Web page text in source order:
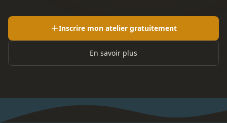
Inscrire mon atelier gratuitement
En savoir plus